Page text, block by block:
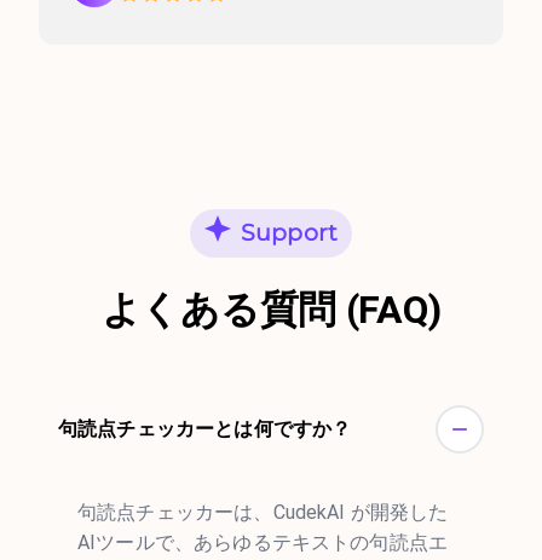
Support
よくある質問 (FAQ)
句読点チェッカーとは何ですか？
句読点チェッカーは、CudekAI が開発した
AIツールで、あらゆるテキストの句読点エ